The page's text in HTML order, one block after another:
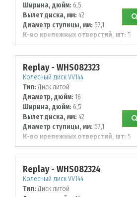
Ширина, дюйм: 6,5
Вылет диска, мм: 42
Диаметр ступицы, мм: 57,1
К-во крепежных отверстий, шт: 5
Диаметр располож. отверстий, мм:
112
Replay - WHS082323
Колесный диск VV144
Тип: Диск литой
Диаметр, дюйм: 16
Ширина, дюйм: 6,5
Вылет диска, мм: 42
Диаметр ступицы, мм: 57,1
К-во крепежных отверстий, шт: 5
Диаметр располож. отверстий, мм:
112
Replay - WHS082324
Колесный диск VV144
Тип: Диск литой